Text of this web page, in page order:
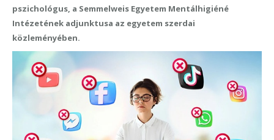
pszichológus, a Semmelweis Egyetem Mentálhigiéné
Intézetének adjunktusa az egyetem szerdai
közleményében.